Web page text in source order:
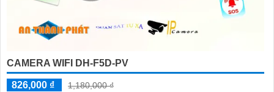
CAMERA WIFI DH-F5D-PV
826,000 ₫
1,180,000 ₫